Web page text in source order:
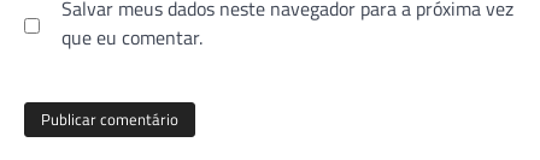
Salvar meus dados neste navegador para a próxima vez
que eu comentar.